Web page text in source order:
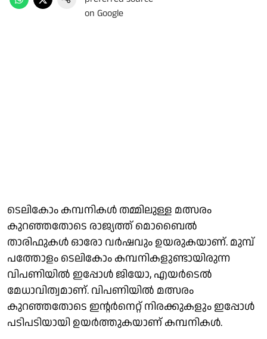
ടെലികോം കമ്പനികള്‍ തമ്മിലുള്ള മത്സരം
കുറഞ്ഞതോടെ രാജ്യത്ത് മൊബൈല്‍
താരിഫുകള്‍ ഓരോ വര്‍ഷവും ഉയരുകയാണ്. മുമ്പ്
പത്തോളം ടെലികോം കമ്പനികളുണ്ടായിരുന്ന
വിപണിയില്‍ ഇപ്പോള്‍ ജിയോ, എയര്‍ടെല്‍
മേധാവിത്വമാണ്. വിപണിയില്‍ മത്സരം
കുറഞ്ഞതോടെ ഇന്റര്‍നെറ്റ് നിരക്കുകളും ഇപ്പോള്‍
പടിപടിയായി ഉയര്‍ത്തുകയാണ് കമ്പനികള്‍.